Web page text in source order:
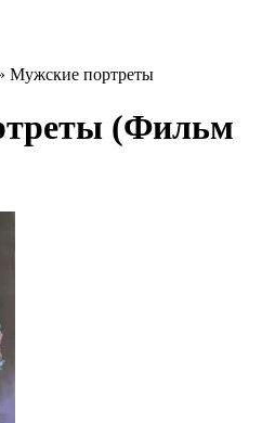
Мужские портреты
(Фильм